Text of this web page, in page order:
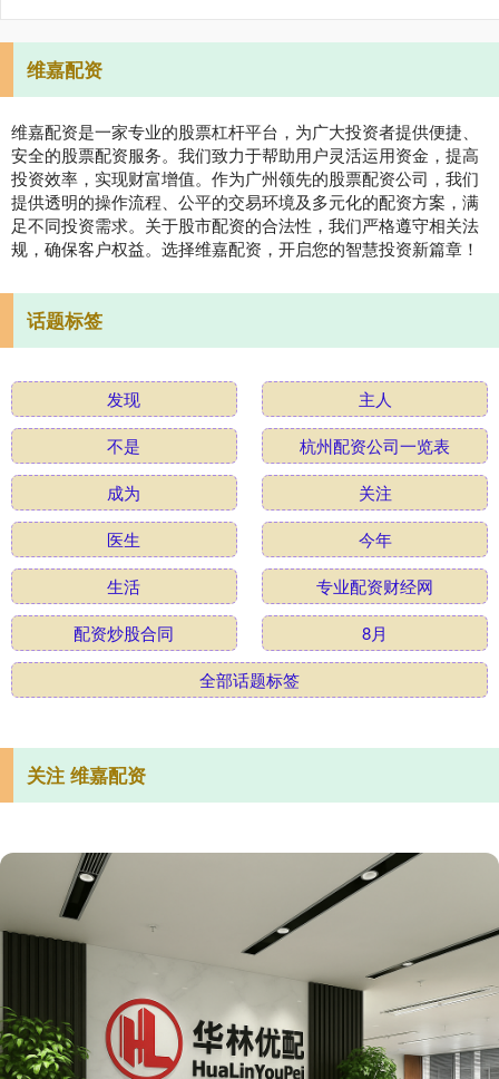
维嘉配资
维嘉配资是一家专业的股票杠杆平台，为广大投资者提供便捷、
安全的股票配资服务。我们致力于帮助用户灵活运用资金，提高
投资效率，实现财富增值。作为广州领先的股票配资公司，我们
提供透明的操作流程、公平的交易环境及多元化的配资方案，满
足不同投资需求。关于股市配资的合法性，我们严格遵守相关法
规，确保客户权益。选择维嘉配资，开启您的智慧投资新篇章！
话题标签
发现
主人
不是
杭州配资公司一览表
成为
关注
医生
今年
生活
专业配资财经网
配资炒股合同
8月
全部话题标签
关注 维嘉配资